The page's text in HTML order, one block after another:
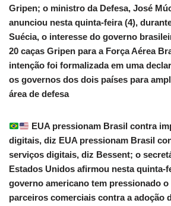
Gripen; o ministro da Defesa, José
anunciou nesta quinta-feira (4),
Suécia, o interesse do governo
20 caças Gripen para a Força Aérea
intenção foi formalizada em uma
os governos dos dois países para
área de defesa
EUA pressionam Brasil contra
digitais, diz EUA pressionam Brasil
serviços digitais, diz Bessent; o
Estados Unidos afirmou nesta quinta-
governo americano tem pressionado
parceiros comerciais contra a adoção